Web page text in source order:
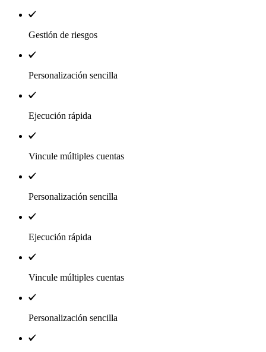
Gestión de riesgos
Personalización sencilla
Ejecución rápida
Vincule múltiples cuentas
Personalización sencilla
Ejecución rápida
Vincule múltiples cuentas
Personalización sencilla